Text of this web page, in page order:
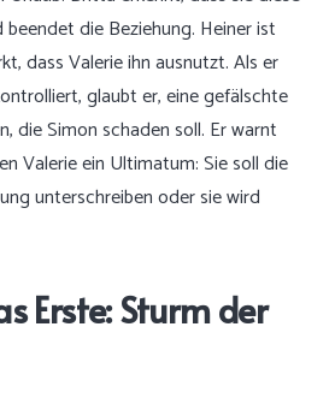
die Beziehung. Heiner ist
dass Valerie ihn ausnutzt. Als er
glaubt er, eine gefälschte
die Simon schaden soll. Er warnt
Valerie ein Ultimatum: Sie soll die
unterschreiben oder sie wird
Erste: Sturm der